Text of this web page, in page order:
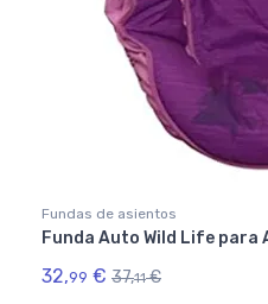
Fundas de asientos
Funda Auto Wild Life para
32,99 € 37,11 €